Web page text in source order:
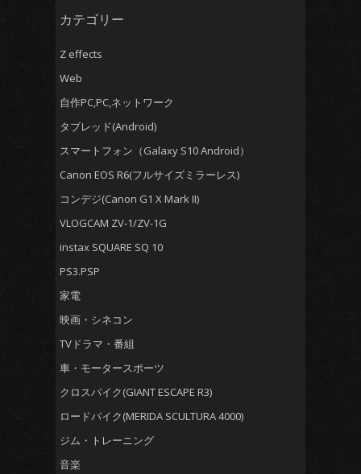
カテゴリー
Z effects
Web
自作PC,PC,ネットワーク
タブレッド(Android)
スマートフォン（Galaxy S10 Android）
Canon EOS R6(フルサイズミラーレス)
コンデジ(Canon G1 X Mark II)
VLOGCAM ZV-1/ZV-1G
instax SQUARE SQ 10
PS3.PSP
家電
映画・シネコン
TVドラマ・番組
車・モータースポーツ
クロスバイク(GIANT ESCAPE R3)
ロードバイク(MERIDA SCULTURA 4000)
ジム・トレーニング
音楽